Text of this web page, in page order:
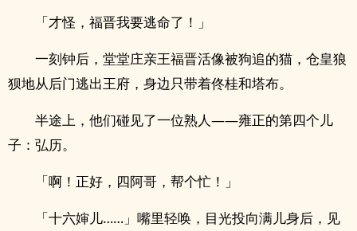
「才怪，福晋我要逃命了！」
一刻钟后，堂堂庄亲王福晋活像被狗追的猫，仓皇狼
狈地从后门逃出王府，身边只带着佟桂和塔布。
半途上，他们碰见了一位熟人——雍正的第四个儿
子：弘历。
「啊！正好，四阿哥，帮个忙！」
「十六婶儿……」嘴里轻唤，目光投向满儿身后，见